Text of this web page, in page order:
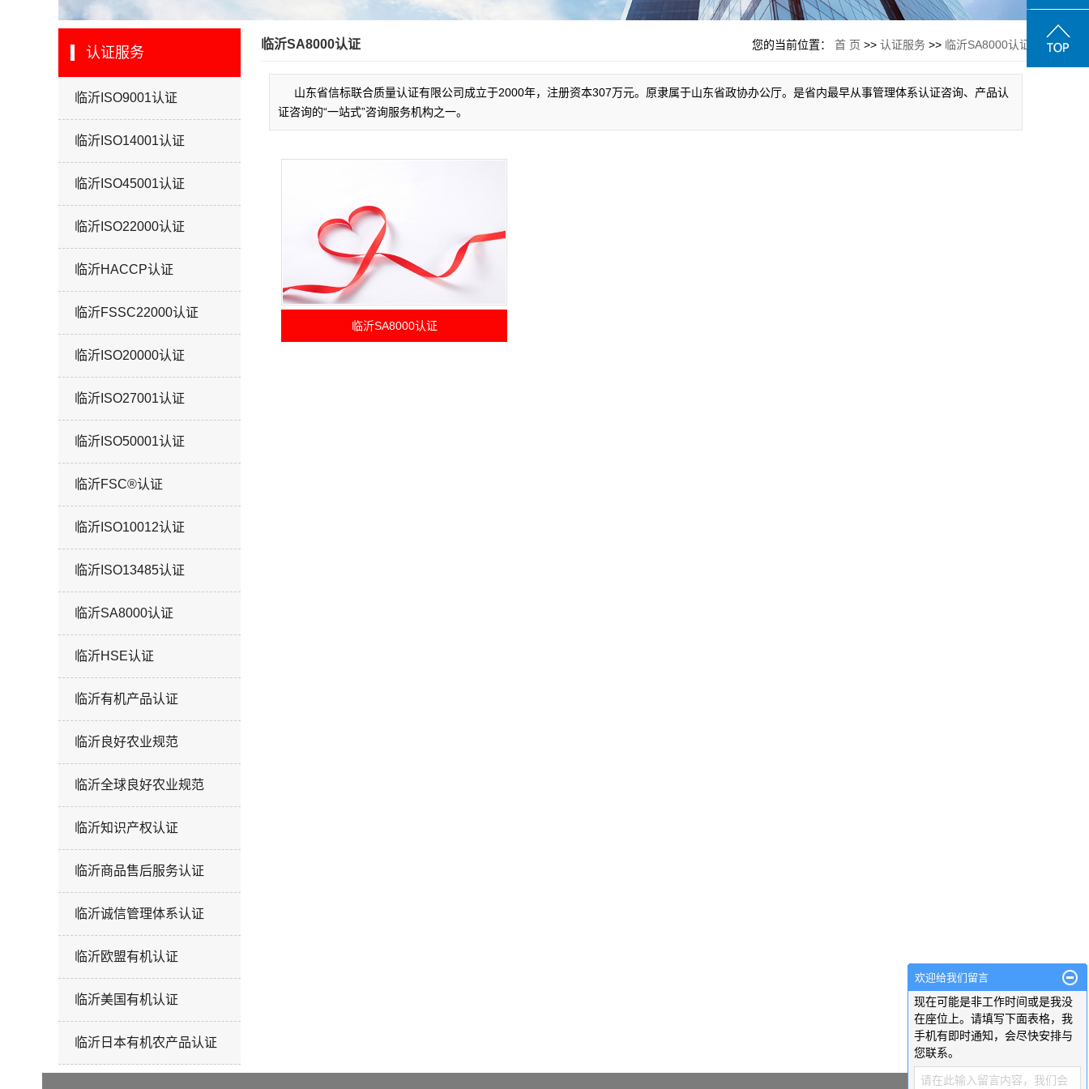
认证服务
临沂ISO9001认证
临沂ISO14001认证
临沂ISO45001认证
临沂ISO22000认证
临沂HACCP认证
临沂FSSC22000认证
临沂ISO20000认证
临沂ISO27001认证
临沂ISO50001认证
临沂FSC®认证
临沂ISO10012认证
临沂ISO13485认证
临沂SA8000认证
临沂HSE认证
临沂有机产品认证
临沂良好农业规范
临沂全球良好农业规范
临沂知识产权认证
临沂商品售后服务认证
临沂诚信管理体系认证
临沂欧盟有机认证
临沂美国有机认证
临沂日本有机农产品认证
临沂SA8000认证 您的当前位置： 首 页 >> 认证服务 >> 临沂SA8000认证
山东省信标联合质量认证有限公司成立于2000年，注册资本307万元。原隶属于山东省政协办公厅。是省内最早从事管理体系认证咨询、产品认
证咨询的“一站式”咨询服务机构之一。
临沂SA8000认证
欢迎给我们留言
现在可能是非工作时间或是我没
在座位上。请填写下面表格，我
手机有即时通知，会尽快安排与
您联系。
请在此输入留言内容，我们会